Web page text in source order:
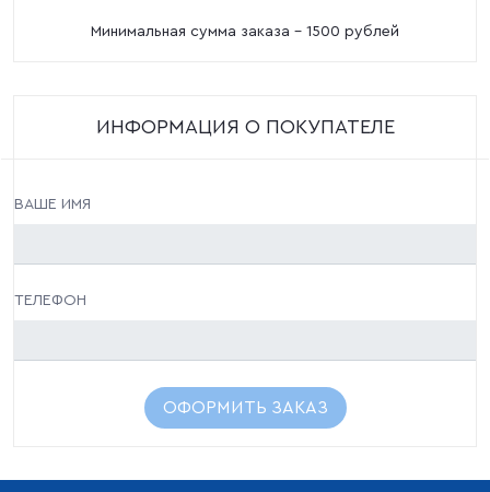
Минимальная сумма заказа - 1500 рублей
ИНФОРМАЦИЯ О ПОКУПАТЕЛЕ
ВАШЕ ИМЯ
ТЕЛЕФОН
ОФОРМИТЬ ЗАКАЗ